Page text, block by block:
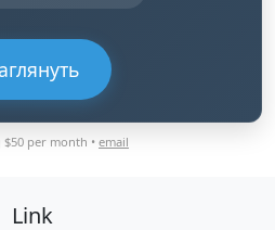
per month •email
Link